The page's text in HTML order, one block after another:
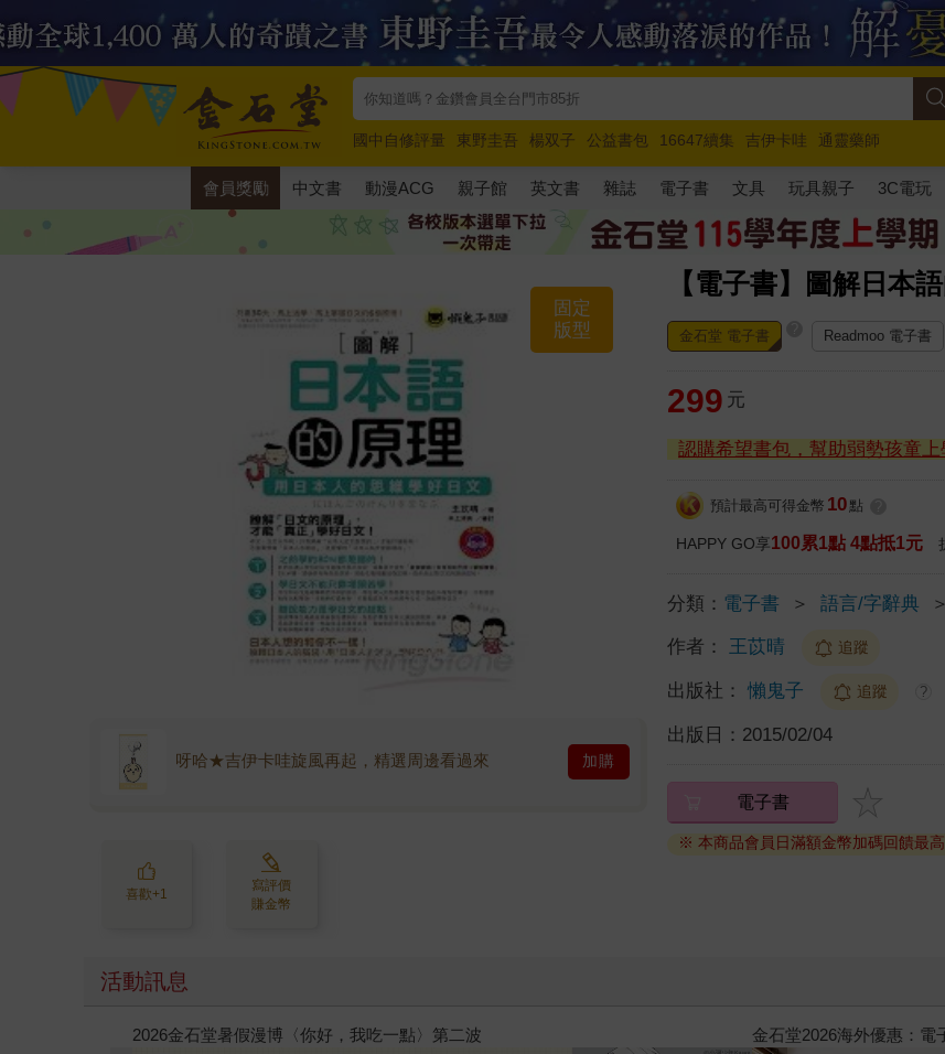
國中自修評量 東野圭吾 楊双子 公益書包 16647續集 吉伊卡哇
通靈藥師
唯紅花綻放
奧德賽 路邊攤新作 馬斯克 玩具總動員5 超慢跑
會員獎勵 中文書 動漫ACG 親子館 英文書 雜誌 電子書 文具 玩具親子 3C電玩
【電子書】圖解日本
固定
版型
呀哈★吉伊卡哇旋風再起，精選周邊看過來 加購
喜歡+1
寫評價
賺金幣
金石堂 電子書 Readmoo 電子書
299 元
認購希望書包，幫助弱勢孩童上
預計最高可得金幣 10 點
HAPPY GO享100累1點 4點抵1元
分類： 電子書 ＞ 語言/字辭典 ＞
作者： 王苡晴 追蹤
出版社： 懶鬼子 追蹤 ?
出版日： 2015/02/04
電子書
※ 本商品會員日滿額金幣加碼回饋最
活動訊息
春光ｘ奇幻基地｜全書系展 2026金石堂暑假漫博〈你好